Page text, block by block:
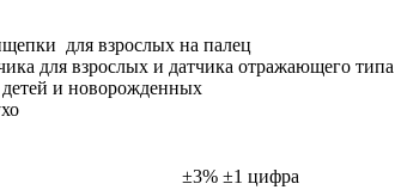
для взрослых на палец
для взрослых и датчика отражающего типа
и новорожденных
±3% ±1 цифра